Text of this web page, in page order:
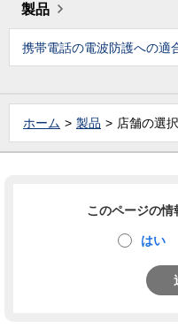
製品
携帯電話の電波防護への適
ホーム 製品 店舗の選択
このページの情
はい